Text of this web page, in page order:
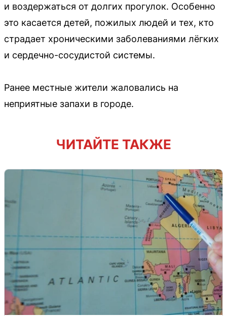
и воздержаться от долгих прогулок. Особенно
это касается детей, пожилых людей и тех, кто
страдает хроническими заболеваниями лёгких
и сердечно-сосудистой системы.
Ранее местные жители жаловались на
неприятные запахи в городе.
ЧИТАЙТЕ ТАКЖЕ